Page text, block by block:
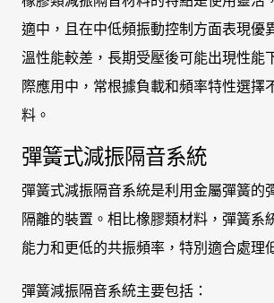
適中，且在中低頻振動控制方面表現優
溫性能較差，長期受壓後可能出現性能
際應用中，常根據負載和頻率特性選擇
料。
彈簧式減振隔音系統
彈簧式減振隔音系統是利用金屬彈簧的
隔離的裝置。相比橡膠類材料，彈簧系
能力和更低的共振頻率，特別適合處理
彈簧減振隔音系統主要包括：